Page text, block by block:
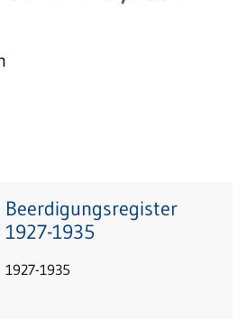
Beerdigungsregister
1927-1935
1927-1935